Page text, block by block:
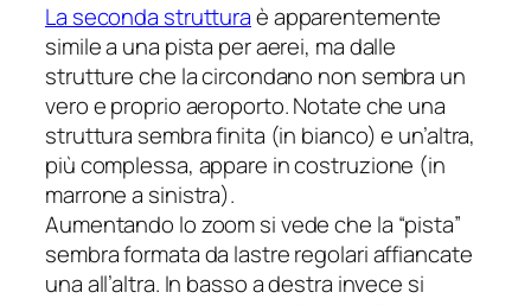
La seconda strutturaè apparentemente
simile a una pista per aerei, ma dalle
strutture che la circondano non sembra un
vero e proprio aeroporto. Notate che una
struttura sembra finita (in bianco) e un’altra,
più complessa, appare in costruzione (in
marrone a sinistra).
Aumentando lo zoom si vede che la “pista”
sembra formata da lastre regolari affiancate
una all’altra. In basso a destra invece si